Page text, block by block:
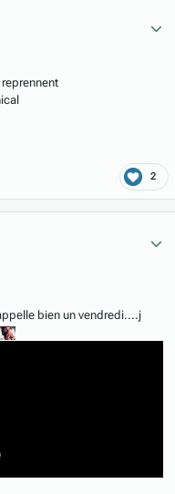
2
bien un vendredi....j